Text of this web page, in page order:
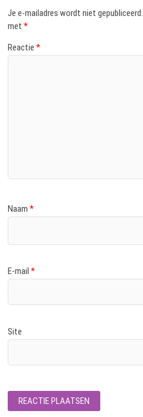
Je e-mailadres wordt niet gepubliceerd.
met*
Reactie*
Naam*
E-mail*
Site